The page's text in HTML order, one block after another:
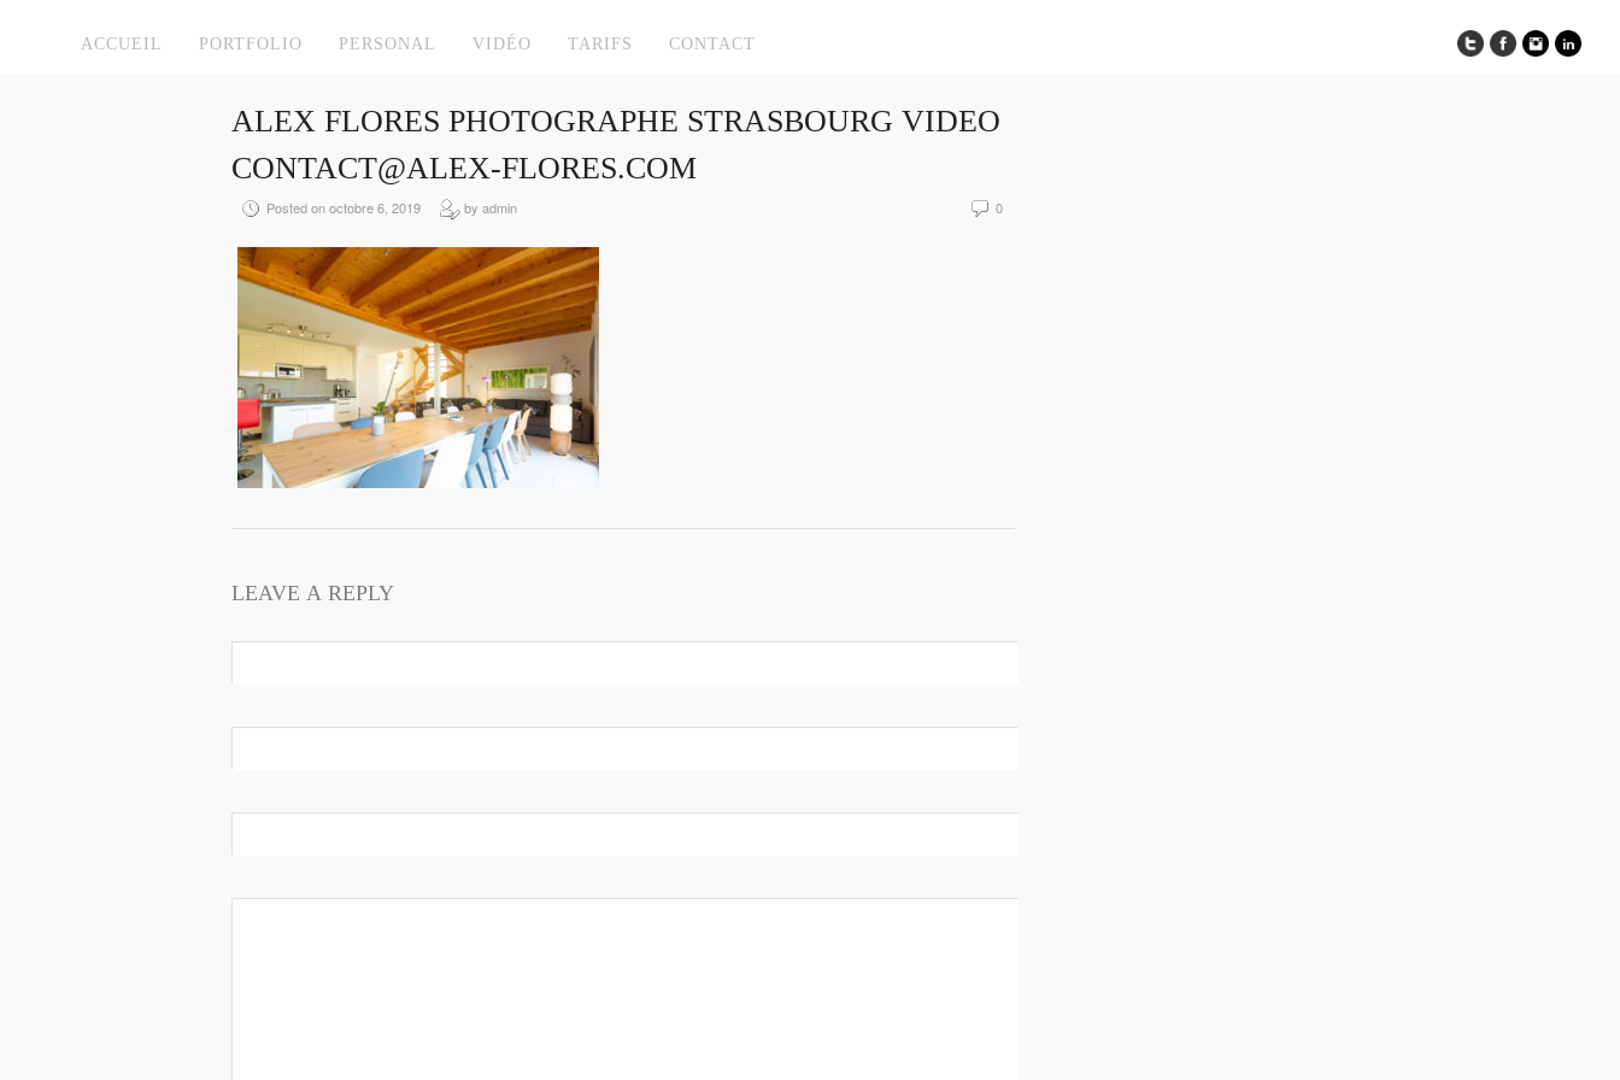
ACCUEIL PORTFOLIO PERSONAL VIDÉO TARIFS CONTACT
ALEX FLORES PHOTOGRAPHE STRASBOURG VIDEO
CONTACT@ALEX-FLORES.COM
Posted on octobre 6, 2019 by admin 0
LEAVE A REPLY